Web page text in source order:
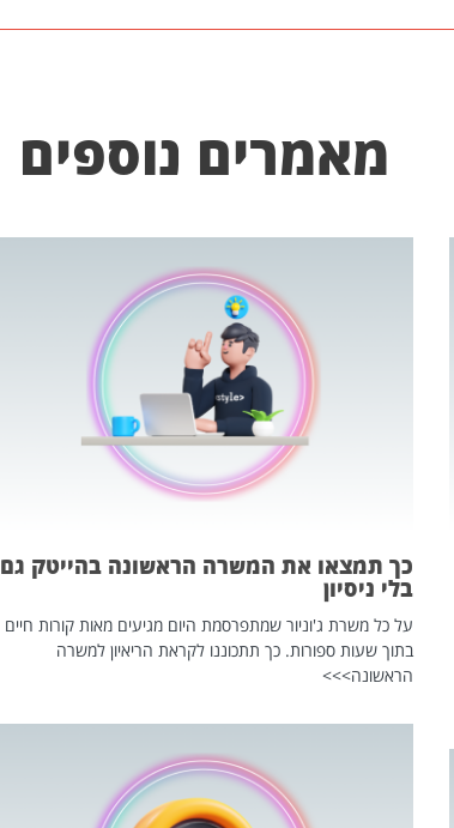
מאמרים נוספים
כך תמצאו את המשרה הראשונה בהייטק גם
בלי ניסיון
על כל משרת ג'וניור שמתפרסמת היום מגיעים מאות קורות חיים
בתוך שעות ספורות. כך תתכוננו לקראת הריאיון למשרה
הראשונה>>>